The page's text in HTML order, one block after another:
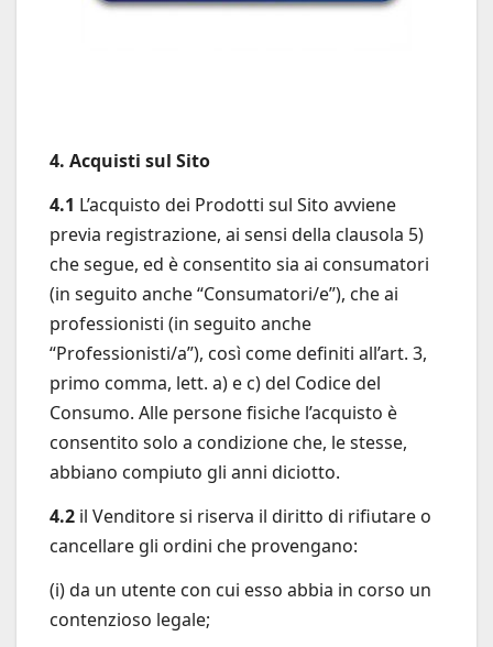
4. Acquisti sul Sito
4.1 L’acquisto dei Prodotti sul Sito avviene
previa registrazione, ai sensi della clausola 5)
che segue, ed è consentito sia ai consumatori
(in seguito anche “Consumatori/e”), che ai
professionisti (in seguito anche
“Professionisti/a”), così come definiti all’art. 3,
primo comma, lett. a) e c) del Codice del
Consumo. Alle persone fisiche l’acquisto è
consentito solo a condizione che, le stesse,
abbiano compiuto gli anni diciotto.
4.2 il Venditore si riserva il diritto di rifiutare o
cancellare gli ordini che provengano:
(i) da un utente con cui esso abbia in corso un
contenzioso legale;